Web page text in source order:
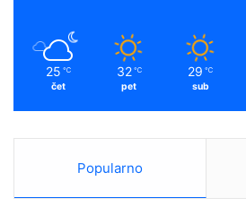
25 ℃
čet
32 ℃
pet
29 ℃
sub
Popularno